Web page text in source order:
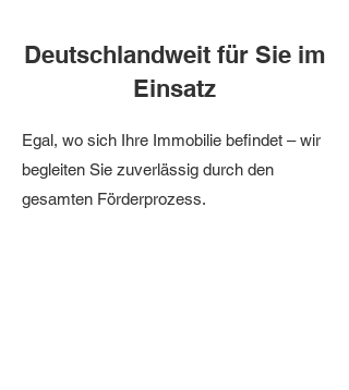
Deutschlandweit für Sie im
Einsatz
Egal, wo sich Ihre Immobilie befindet – wir
begleiten Sie zuverlässig durch den
gesamten Förderprozess.